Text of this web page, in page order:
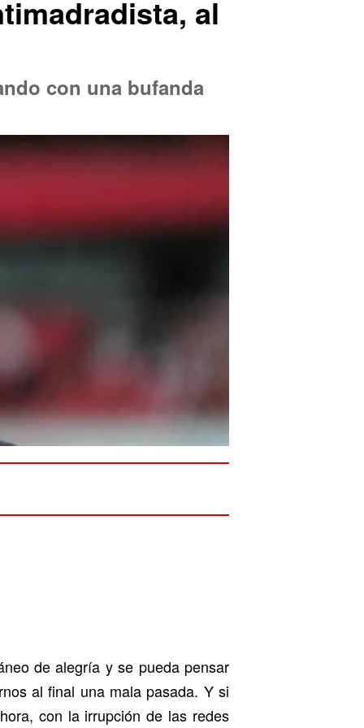
al
con una bufanda
de alegría y se pueda pensar
al final una mala pasada. Y si
con la irrupción de las redes